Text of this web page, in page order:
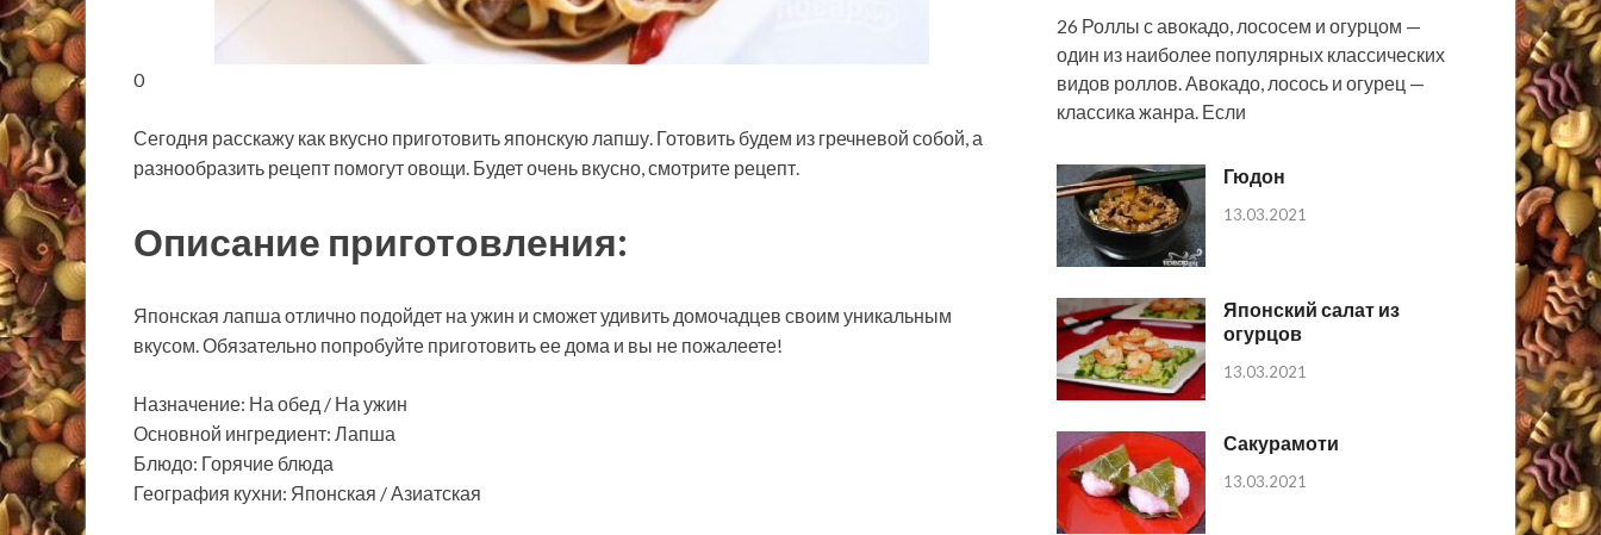
0
Сегодня расскажу как вкусно приготовить японскую лапшу. Готовить будем из гречневой собой, а
разнообразить рецепт помогут овощи. Будет очень вкусно, смотрите рецепт.
Описание приготовления:
Японская лапша отлично подойдет на ужин и сможет удивить домочадцев своим уникальным
вкусом. Обязательно попробуйте приготовить ее дома и вы не пожалеете!
Назначение: На обед / На ужин
Основной ингредиент: Лапша
Блюдо: Горячие блюда
География кухни: Японская / Азиатская
26 Роллы с авокадо, лососем и огурцом —
один из наиболее популярных классических
видов роллов. Авокадо, лосось и огурец —
классика жанра. Если
Гюдон
13.03.2021
Японский салат из
огурцов
13.03.2021
Сакурамоти
13.03.2021